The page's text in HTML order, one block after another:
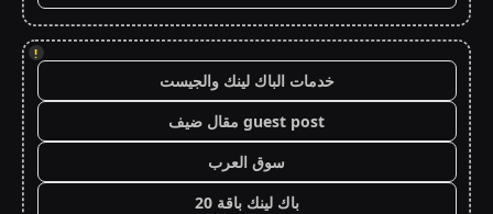
!
خدمات الباك لينك والجيست
guest post مقال ضيف
سوق العرب
باك لينك باقة 20